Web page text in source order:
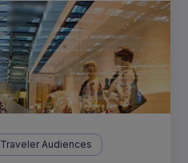
Traveler Audiences